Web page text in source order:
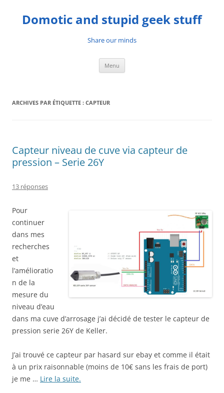
contenu
Domotic and stupid geek stuff
Share our minds
Menu
ARCHIVES PAR ÉTIQUETTE : CAPTEUR
Capteur niveau de cuve via capteur de
pression – Serie 26Y
13 réponses
Pour
continuer
dans mes
recherches
et
l’amélioratio
n de la
mesure du
niveau d’eau
dans ma cuve d’arrosage j’ai décidé de tester le capteur de
pression serie 26Y de Keller.
J’ai trouvé ce capteur par hasard sur ebay et comme il était
à un prix raisonnable (moins de 10€ sans les frais de port)
je me … Lire la suite.